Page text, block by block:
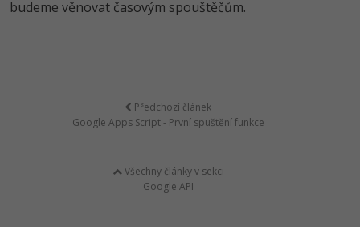
budeme věnovat časovým spouštěčům.
Předchozí článek
Google Apps Script - První spuštění funkce
Všechny články v sekci
Google API